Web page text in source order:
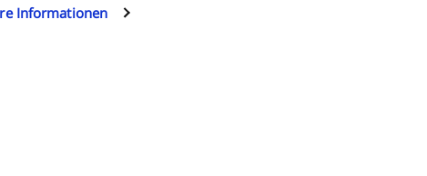
Cookies akzeptieren, klicken Sie auf "Weiter". Wenn Sie mehr
Informationen